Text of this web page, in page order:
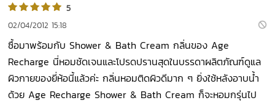
5
02/04/2012 15:18
ซื้อมาพร้อมกับ Shower & Bath Cream กลิ่นของ Age
Recharge นี่หอมชัดเจนและโปรดปรานสุดในบรรดาผลิตภัณฑ์ดูแล
ผิวกายของยี่ห้อนี้แล้วค่ะ กลิ่นหอมติดผิวดีมาก ๆ ยิ่งใช้หลังอาบน้ำ
ด้วย Age Recharge Shower & Bath Cream ก็จะหอมกรุ่นไป